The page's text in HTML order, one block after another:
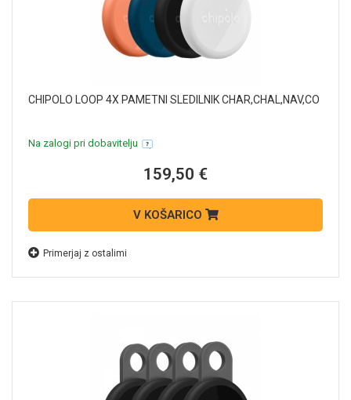
CHIPOLO LOOP 4X PAMETNI SLEDILNIK CHAR,CHAL,NAV,CO
Na zalogi pri dobavitelju
159,50 €
V KOŠARICO
Primerjaj z ostalimi